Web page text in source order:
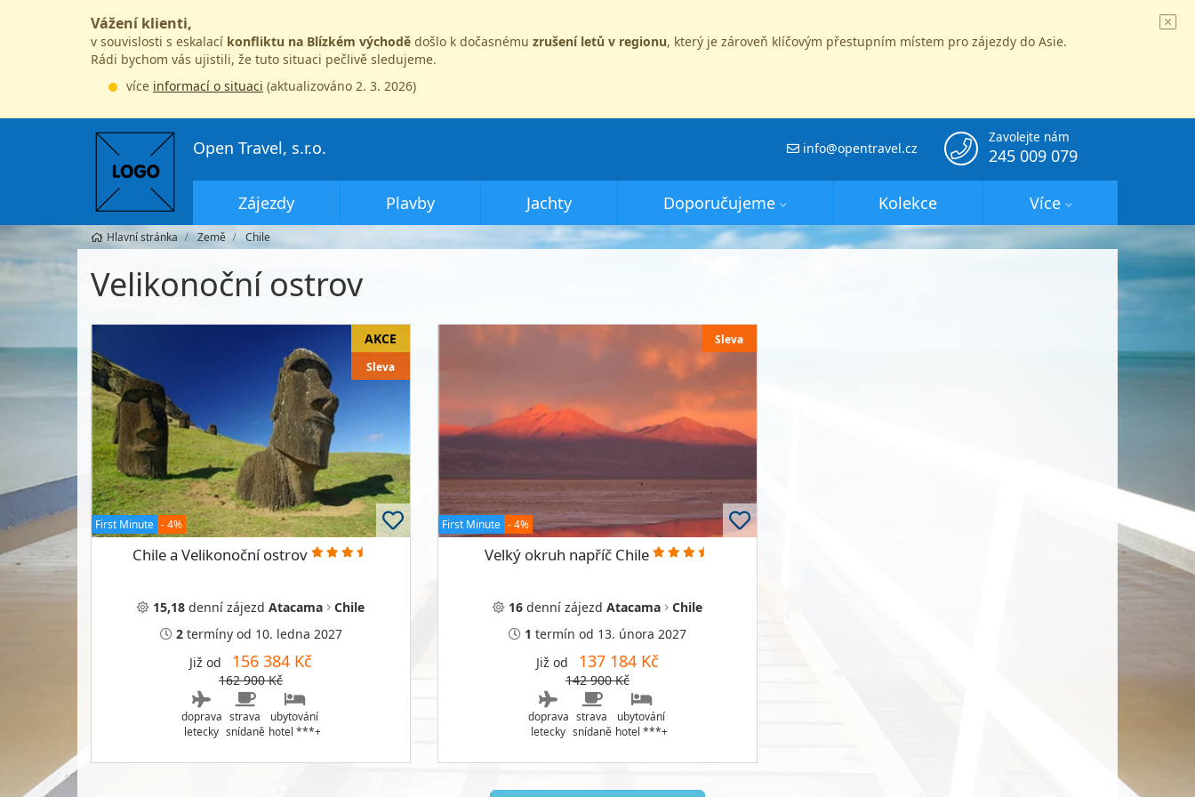
Vážení klienti,
v souvislosti s eskalací konfliktu na Blízkém východě došlo k dočasnému zrušení letů v regionu, který je zároveň klíčovým přestupním místem pro zájezdy do Asie.
Rádi bychom vás ujistili, že tuto situaci pečlivě sledujeme.
více informací o situaci (aktualizováno 2. 3. 2026)
Zavolejte nám
245 009 079
info@opentravel.cz
Open Travel, s.r.o.
Zájezdy Plavby Jachty Doporučujeme Kolekce Více
Hlavní stránka Země Chile
Velikonoční ostrov
Sleva
First Minute - 4%
Chile a Velikonoční ostrov
15,18 denní zájezd Atacama
Chile
2termíny od 10. ledna 2027
Již od 156 384 Kč
162 900 Kč
doprava
letecky
strava
snídaně
ubytování
hotel ***+
Sleva
First Minute - 4%
Velký okruh napříč Chile
16 denní zájezd Atacama
Chile
1 termín od 13. února 2027
Již od 137 184 Kč
142 900 Kč
doprava
letecky
strava
snídaně
ubytování
hotel ***+